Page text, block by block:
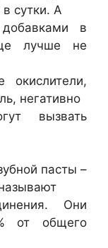
сутки. А
в
лучше не
окислители,
негативно
вызвать
пасты –
Они
от общего